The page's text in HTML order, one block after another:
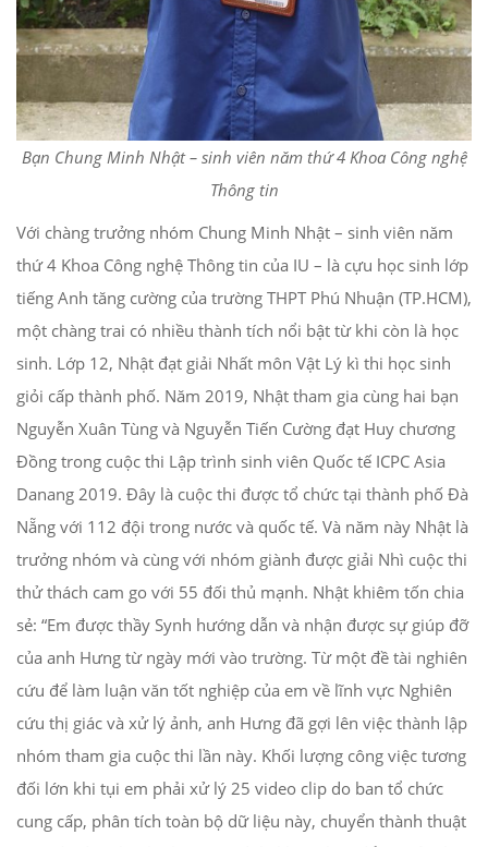
Bạn Chung Minh Nhật – sinh viên năm thứ 4 Khoa Công nghệ
Thông tin
Với chàng trưởng nhóm Chung Minh Nhật – sinh viên năm
thứ 4 Khoa Công nghệ Thông tin của IU – là cựu học sinh lớp
tiếng Anh tăng cường của trường THPT Phú Nhuận (TP.HCM),
một chàng trai có nhiều thành tích nổi bật từ khi còn là học
sinh. Lớp 12, Nhật đạt giải Nhất môn Vật Lý kì thi học sinh
giỏi cấp thành phố. Năm 2019, Nhật tham gia cùng hai bạn
Nguyễn Xuân Tùng và Nguyễn Tiến Cường đạt Huy chương
Đồng trong cuộc thi Lập trình sinh viên Quốc tế ICPC Asia
Danang 2019. Đây là cuộc thi được tổ chức tại thành phố Đà
Nẵng với 112 đội trong nước và quốc tế. Và năm này Nhật là
trưởng nhóm và cùng với nhóm giành được giải Nhì cuộc thi
thử thách cam go với 55 đối thủ mạnh. Nhật khiêm tốn chia
sẻ: “Em được thầy Synh hướng dẫn và nhận được sự giúp đỡ
của anh Hưng từ ngày mới vào trường. Từ một đề tài nghiên
cứu để làm luận văn tốt nghiệp của em về lĩnh vực Nghiên
cứu thị giác và xử lý ảnh, anh Hưng đã gợi lên việc thành lập
nhóm tham gia cuộc thi lần này. Khối lượng công việc tương
đối lớn khi tụi em phải xử lý 25 video clip do ban tổ chức
cung cấp, phân tích toàn bộ dữ liệu này, chuyển thành thuật